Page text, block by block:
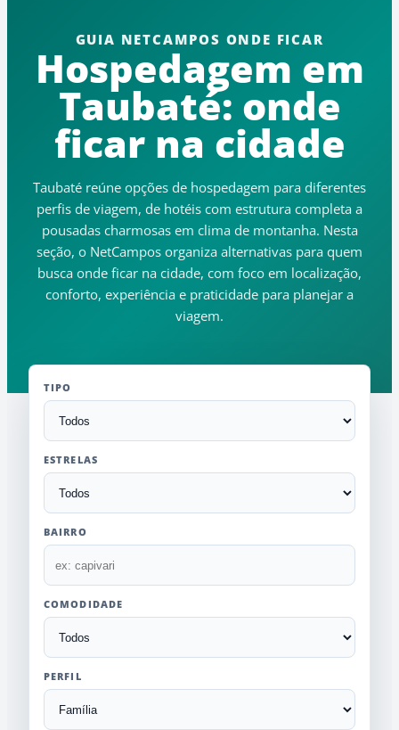
GUIA NETCAMPOS ONDE FICAR
Hospedagem em
Taubaté: onde
ficar na cidade
Taubaté reúne opções de hospedagem para diferentes
perfis de viagem, de hotéis com estrutura completa a
pousadas charmosas em clima de montanha. Nesta
seção, o NetCampos organiza alternativas para quem
busca onde ficar na cidade, com foco em localização,
conforto, experiência e praticidade para planejar a
viagem.
TIPO
ESTRELAS
BAIRRO
COMODIDADE
PERFIL